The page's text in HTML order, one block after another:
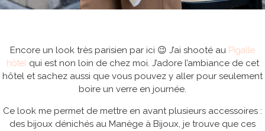
Encore un look très parisien par ici 😉 J’ai shooté au Pigalle
hôtelqui est non loin de chez moi. J’adore l’ambiance de cet
hôtel et sachez aussi que vous pouvez y aller pour seulement
boire un verre en journée.
Ce look me permet de mettre en avant plusieurs accessoires :
des bijoux dénichés au Manège à Bijoux, je trouve que ces